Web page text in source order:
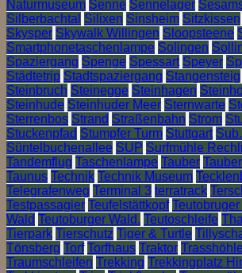
Naturmuseum Senne Sennelager
Silberbachtal Silixen Sinsheim Sitzkissen
Skysper Skywalk Willingen Sloopsteene
Smartphonetaschenlampe Solingen
Spaziergang Spenge Spessart Speyer
Städtetrip Stadtspaziergang Stangensteig
Steinbruch Steinegge Steinhagen
Steinhude Steinhuder Meer Sternwarte
Sterrenbos Strand Straßenbahn Strom
Stuckenpfad Stumpfer Turm Stuttgart
Süntelbuchenallee SUP Surfmühle
Tandemflug Taschenlampe Tauber
Taunus Technik Technik Museum
Telegrafenweg Terminal 3 terratrack
Testpassagier Teufelstättkopf Teutobruger
Wald Teutoburger Wald. Teutoschleife
Tierpark Tierschutz Tiger & Turtle
Tönsberg Torf Torfhaus Traktor
Traumschleifen Trekking Trekkingplatz